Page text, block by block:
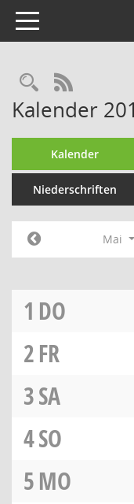
Toggle navigation
RSS-
Kalender
Kalender
Niederschriften
Mai
1 DO
2FR
3SA
4SO
5MO